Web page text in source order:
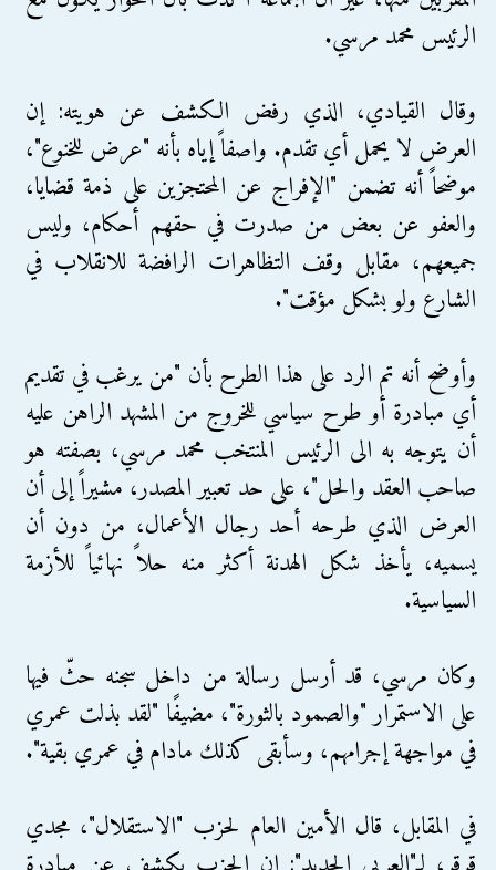
الرئيس محمد مرسي.
وقال القيادي، الذي رفض الكشف عن هويته: إن
العرض لا يحمل أي تقدم. واصفاً إياه بأنه "عرض للخنوع"،
موضحاً أنه تضمن "الإفراج عن المحتجزين على ذمة قضايا،
والعفو عن بعض من صدرت في حقهم أحكام، وليس
جميعهم، مقابل وقف التظاهرات الرافضة للانقلاب في
الشارع ولو بشكل مؤقت".
وأوضح أنه تم الرد على هذا الطرح بأن "من يرغب في تقديم
أي مبادرة أو طرح سياسي للخروج من المشهد الراهن عليه
أن يتوجه به الى الرئيس المنتخب محمد مرسي، بصفته هو
صاحب العقد والحل"، على حد تعبير المصدر، مشيراً إلى أن
العرض الذي طرحه أحد رجال الأعمال، من دون أن
يسميه، يأخذ شكل الهدنة أكثر منه حلاً نهائياً للأزمة
السياسية.
وكان مرسي، قد أرسل رسالة من داخل سجنه حثّ فيها
على الاستمرار "والصمود بالثورة"، مضيفًا "لقد بذلت عمري
في مواجهة إجرامهم، وسأبقى كذلك مادام في عمري بقية".
في المقابل، قال الأمين العام لحزب "الاستقلال"، مجدي